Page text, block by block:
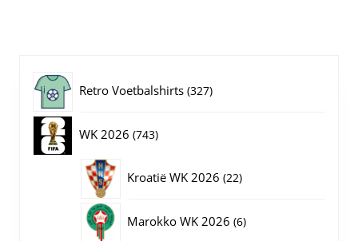
Retro Voetbalshirts 327327
WK 2026 743743
Kroatië WK 2026 2222
Marokko WK 2026 66